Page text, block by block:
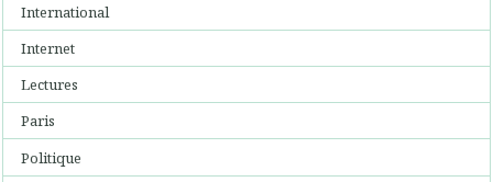
International
Internet
Lectures
Paris
Politique